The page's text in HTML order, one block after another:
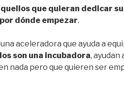
que quieran dedicar
dónde empezar.
aceleradora que ayuda a
son una incubadora, ayudan
nada pero que quieren ser